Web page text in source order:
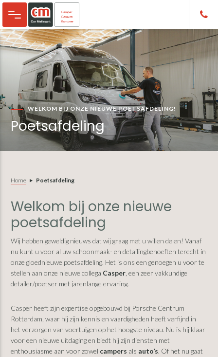
Door
naar
de
hoofd
inhoud
Spring
naar
de
eerste
sidebar
WELKOM BIJ ONZE NIEUWE POETSAFDELING!
Poetsafdeling
Home Poetsafdeling
Welkom bij onze nieuwe
poetsafdeling
Wij hebben geweldig nieuws dat wij graag met u willen delen! Vanaf
nu kunt u voor al uw schoonmaak- en detailingbehoeften terecht in
onze gloednieuwe poetsafdeling. Het is ons een genoegen u voor te
stellen aan onze nieuwe collega Casper , een zeer vakkundige
detailer/poetser met jarenlange ervaring.
Casper heeft zijn expertise opgebouwd bij Porsche Centrum
Rotterdam, waar hij zijn kennis en vaardigheden heeft verfijnd in
het verzorgen van voertuigen op het hoogste niveau. Nu is hij klaar
voor een nieuwe uitdaging en biedt hij zijn diensten met
enthousiasme aan voor zowel campers als auto’s. Of het nu gaat